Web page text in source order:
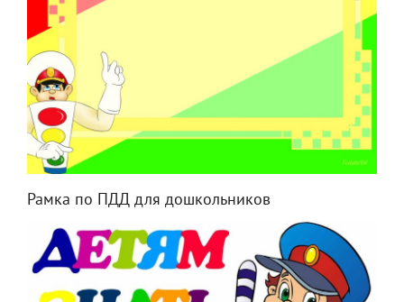
Рамка по ПДД для дошкольников